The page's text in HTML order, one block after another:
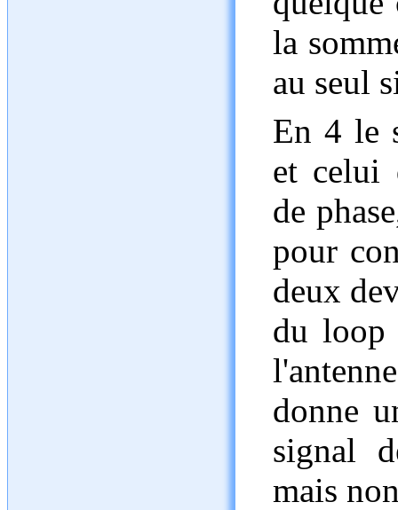
la
au seul
En 4 le
et celui
de
pour
deux
du loop
donne
signal
mais